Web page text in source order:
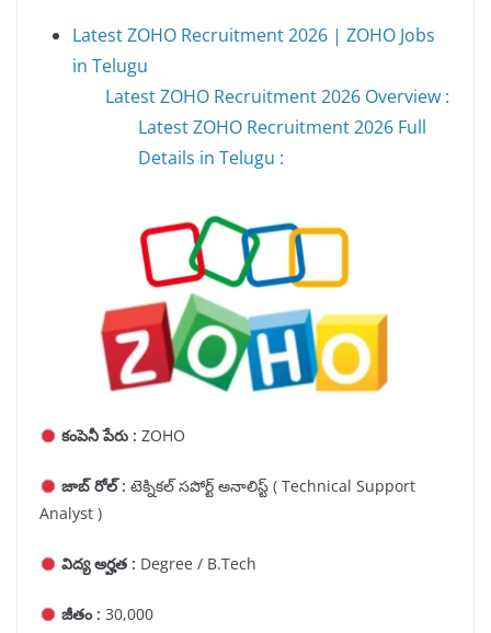
Latest ZOHO Recruitment 2026 | ZOHO Jobs
in Telugu
Latest ZOHO Recruitment 2026 Overview :
Latest ZOHO Recruitment 2026 Full
Details in Telugu :
కంపెనీ పేరు : ZOHO
జాబ్ రోల్ : టెక్నికల్ సపోర్ట్ అనాలిస్ట్ ( Technical Support
Analyst )
విద్య అర్హత : Degree / B.Tech
జీతం : 30,000